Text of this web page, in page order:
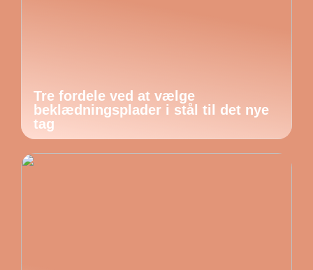
Tre fordele ved at vælge
beklædningsplader i stål til det nye
tag